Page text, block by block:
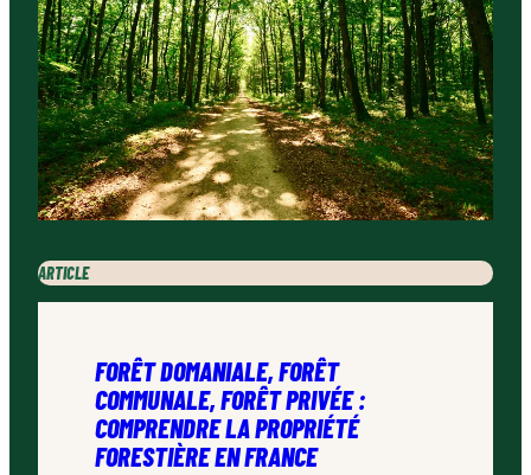
ARTICLE
FORÊT DOMANIALE, FORÊT
COMMUNALE, FORÊT PRIVÉE :
COMPRENDRE LA PROPRIÉTÉ
FORESTIÈRE EN FRANCE